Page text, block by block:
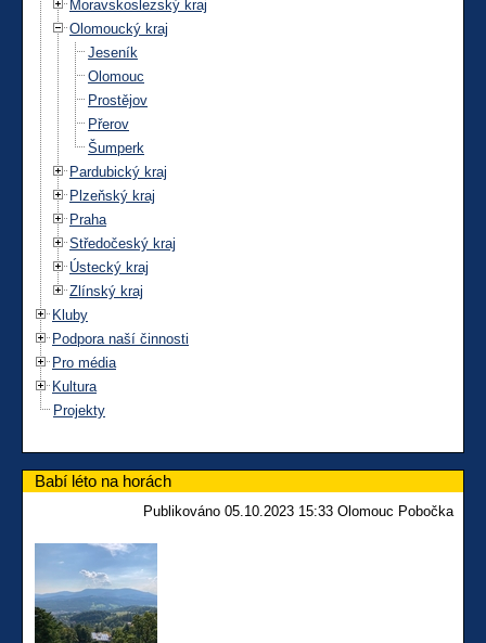
Moravskoslezský kraj
Olomoucký kraj
Jeseník
Olomouc
Prostějov
Přerov
Šumperk
Pardubický kraj
Plzeňský kraj
Praha
Středočeský kraj
Ústecký kraj
Zlínský kraj
Kluby
Podpora naší činnosti
Pro média
Kultura
Projekty
Babí léto na horách
Publikováno 05.10.2023 15:33 Olomouc Pobočka